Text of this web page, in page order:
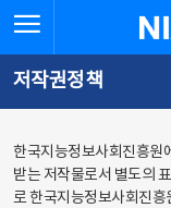
문
로
가
체
뉴
바
가
한
저작권정책
한국지능정보사회진흥원
받는 저작물로서 별도의
로 한국지능정보사회진흥